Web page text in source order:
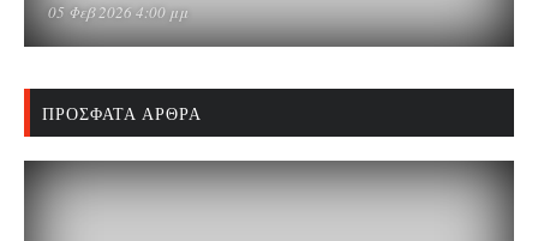
05 Φεβ 2026 4:00 μμ
ΠΡΌΣΦΑΤΑ ΆΡΘΡΑ